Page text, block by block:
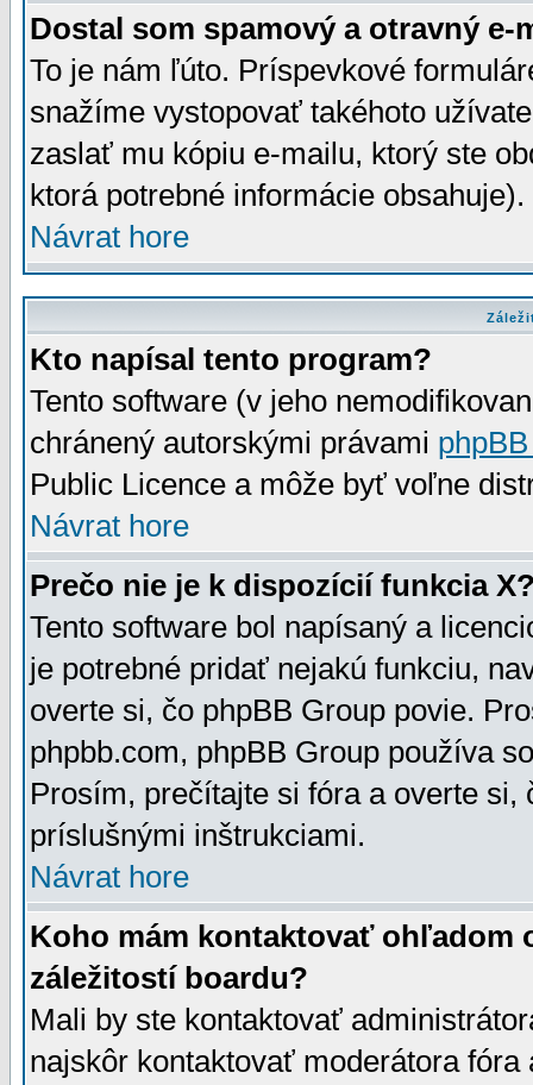
Dostal som spamový a otravný e-
To je nám ľúto. Príspevkové
snažíme vystopovať takéhoto
zaslať mu kópiu e-mailu, ktorý ste
ktorá potrebné informácie
Návrat hore
Kto napísal tento program?
Tento software (v jeho
chránený autorskými právami
Public Licence a môže byť voľne
Návrat hore
Prečo nie je k dispozícií funkcia
Tento software bol napísaný a
je potrebné pridať nejakú funkciu,
overte si, čo phpBB Group povie.
phpbb.com, phpBB Group používa
Prosím, prečítajte si fóra a overte
príslušnými inštrukciami.
Návrat hore
Koho mám kontaktovať ohľadom
záležitostí boardu?
Mali by ste kontaktovať
najskôr kontaktovať moderátora